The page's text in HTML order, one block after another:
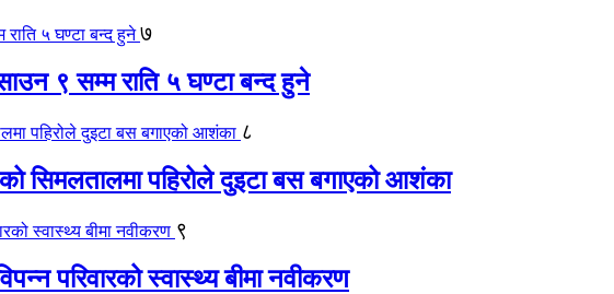
७
९ सम्म राति ५ घण्टा बन्द हुने
८
सिमलतालमा पहिरोले दुइटा बस बगाएको आशंका
९
परिवारको स्वास्थ्य बीमा नवीकरण